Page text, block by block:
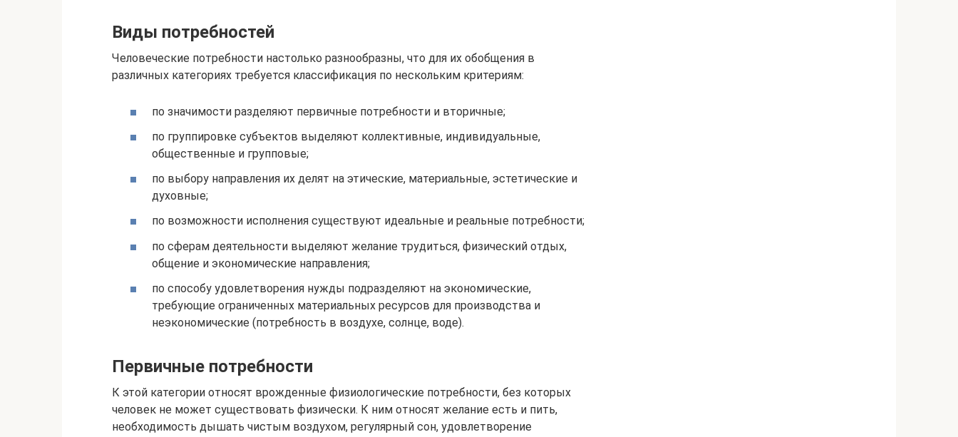
Виды потребностей
Человеческие потребности настолько разнообразны, что для их обобщения в
различных категориях требуется классификация по нескольким критериям:
по значимости разделяют первичные потребности и вторичные;
по группировке субъектов выделяют коллективные, индивидуальные,
общественные и групповые;
по выбору направления их делят на этические, материальные, эстетические и
духовные;
по возможности исполнения существуют идеальные и реальные потребности;
по сферам деятельности выделяют желание трудиться, физический отдых,
общение и экономические направления;
по способу удовлетворения нужды подразделяют на экономические,
требующие ограниченных материальных ресурсов для производства и
неэкономические (потребность в воздухе, солнце, воде).
Первичные потребности
К этой категории относят врожденные физиологические потребности, без которых
человек не может существовать физически. К ним относят желание есть и пить,
необходимость дышать чистым воздухом, регулярный сон, удовлетворение